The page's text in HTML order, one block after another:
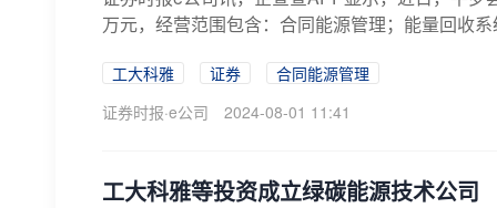
万元，经营范围包含：合同能源管理；能量回收
工大科雅 证券
合同能源管理
证券时报·e公司
2024-08-01 11:41
工大科雅等投资成立绿碳能源技术公司